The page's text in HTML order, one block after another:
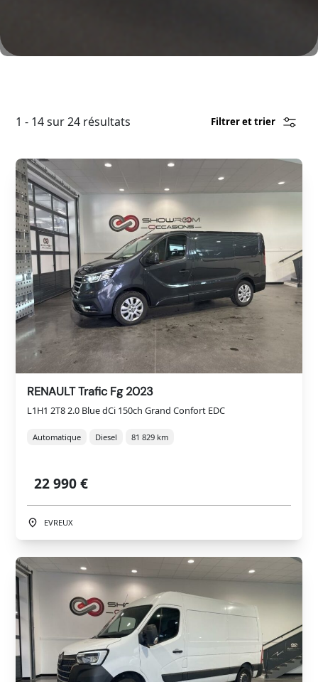
1 - 14 sur 24 résultats Filtrer et trier
RENAULT Trafic Fg 2023
L1H1 2T8 2.0 Blue dCi 150ch Grand Confort EDC
Automatique Diesel 81 829 km
22 990 €
EVREUX